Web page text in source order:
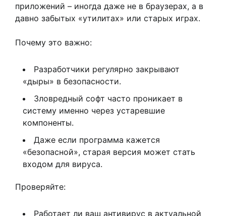
приложений – иногда даже не в браузерах, а в
давно забытых «утилитах» или старых играх.
Почему это важно:
Разработчики регулярно закрывают
«дыры» в безопасности.
Зловредный софт часто проникает в
систему именно через устаревшие
компоненты.
Даже если программа кажется
«безопасной», старая версия может стать
входом для вируса.
Проверяйте:
Работает ли ваш антивирус в актуальной